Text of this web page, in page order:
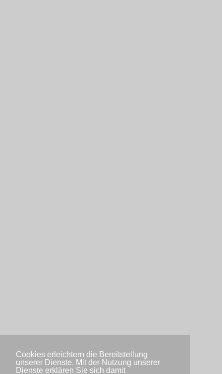
Cookies erleichtern die Bereitstellung
unserer Dienste. Mit der Nutzung unserer
Dienste erklären Sie sich damit